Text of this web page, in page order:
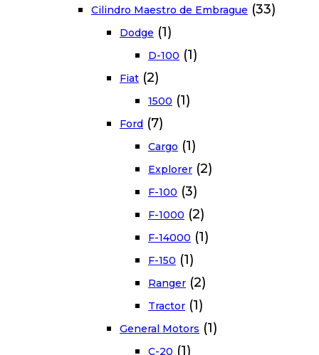
Cilindro Maestro de Embrague (33)
Dodge (1)
D-100 (1)
Fiat (2)
1500 (1)
Ford (7)
Cargo (1)
Explorer (2)
F-100 (3)
F-1000 (2)
F-14000 (1)
F-150 (1)
Ranger (2)
Tractor (1)
General Motors (1)
C-20 (1)